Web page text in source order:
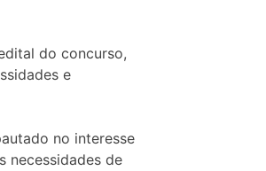
do concurso,
e
no interesse
necessidades de